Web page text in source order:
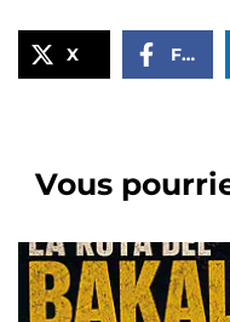
X Facebook
Vous